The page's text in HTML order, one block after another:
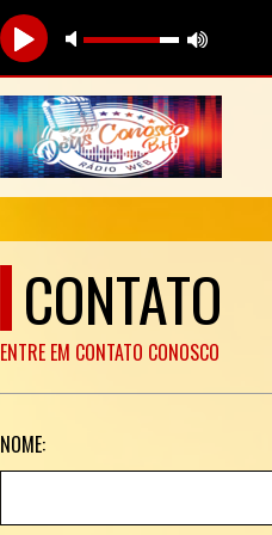
CONTATO
ENTRE EM CONTATO CONOSCO
NOME: